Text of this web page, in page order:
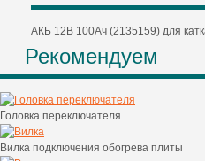
АКБ 12В 100Ач (2135159) для
Рекомендуем
Головка переключателя
Вилка подключения обогрева плиты